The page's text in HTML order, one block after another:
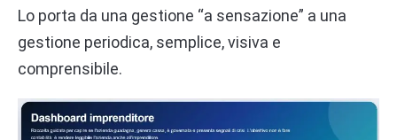
Lo porta da una gestione “a sensazione” a una
gestione periodica, semplice, visiva e
comprensibile.